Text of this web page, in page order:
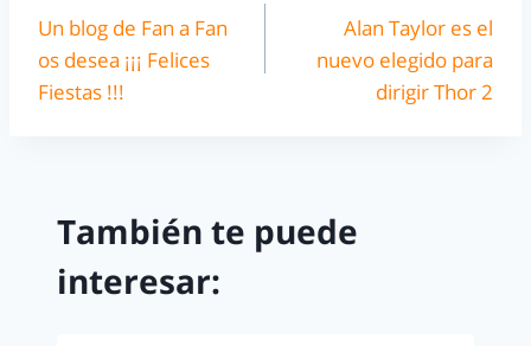
Un blog de Fan a Fan
os desea ¡¡¡ Felices
Fiestas !!!
Alan Taylor es el
nuevo elegido para
dirigir Thor 2
También te puede
interesar: